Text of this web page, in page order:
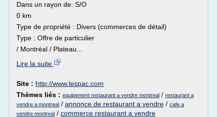
Dans un rayon de: S/O
0 km
Type de propriété : Divers (commerces de détail)
Type : Offre de particulier
/ Montréal / Plateau...
Lire la suite
Site : http://www.lespac.com
Thèmes liés : equipement restaurant a vendre montreal / restaurant a
vendre a montreal / annonce de restaurant a vendre / cafe a
vendre montreal / commerce restaurant a vendre